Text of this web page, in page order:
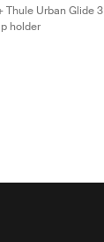
Thule Urban Glide 3
holder